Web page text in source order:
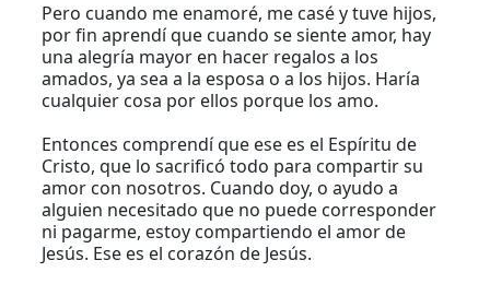
Pero cuando me enamoré, me casé y tuve hijos,
por fin aprendí que cuando se siente amor, hay
una alegría mayor en hacer regalos a los
amados, ya sea a la esposa o a los hijos. Haría
cualquier cosa por ellos porque los amo.
Entonces comprendí que ese es el Espíritu de
Cristo, que lo sacrificó todo para compartir su
amor con nosotros. Cuando doy, o ayudo a
alguien necesitado que no puede corresponder
ni pagarme, estoy compartiendo el amor de
Jesús. Ese es el corazón de Jesús.